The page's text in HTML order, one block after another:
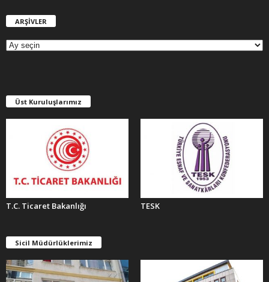
ARŞİVLER
E
R
Üst Kuruluşlarımız
T.C. Ticaret Bakanlığı TESK
Sicil Müdürlüklerimiz